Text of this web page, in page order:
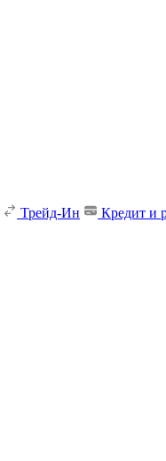
Трейд-Ин Кредит и